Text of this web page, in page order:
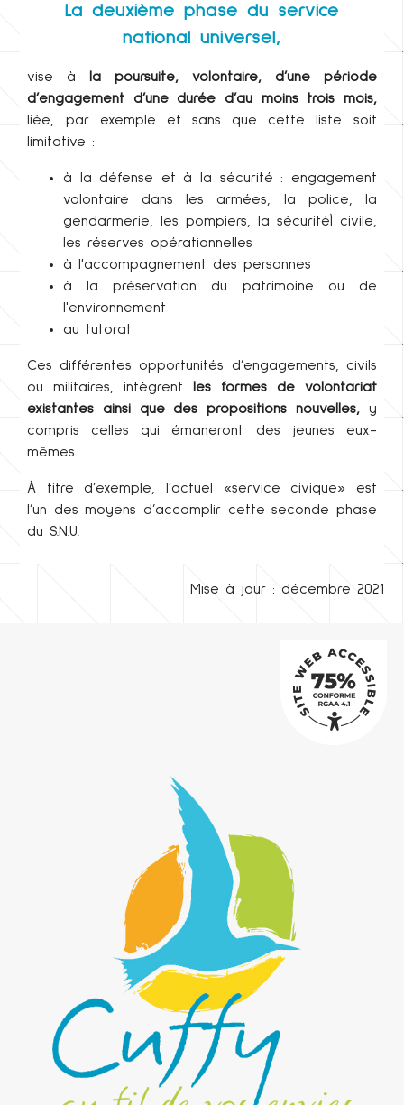
La deuxième phase du service
national universel,
vise à
la poursuite, volontaire, d’une période
d’engagement d’une durée d’au moins trois mois,
liée, par exemple et sans que cette liste soit
limitative :
à la défense et à la sécurité : engagement
volontaire dans les armées, la police, la
gendarmerie, les pompiers, la sécuritéÌ civile,
les réserves opérationnelles
à l'accompagnement des personnes
à la préservation du patrimoine ou de
l'environnement
au tutorat
Ces différentes opportunités d’engagements, civils
ou militaires, intègrent
les formes de volontariat
existantes ainsi que des propositions nouvelles,y
compris celles qui émaneront des jeunes eux-
mêmes.
À titre d’exemple, l’actuel «service civique» est
l’un des moyens d’accomplir cette seconde phase
du S.N.U.
Mise à jour : décembre 2021